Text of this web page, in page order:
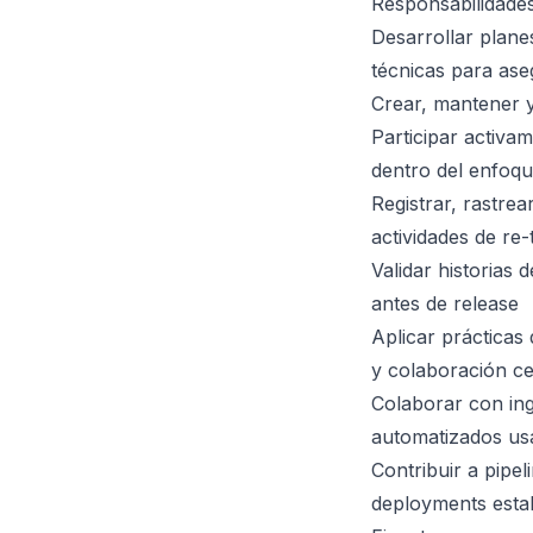
Desarrollar
técnicas para
Crear, mantener
Participar
dentro del
Registrar,
actividades de
Validar historias
antes de release
Aplicar prácticas
y colaboración
Colaborar con
automatizados
Contribuir a
deployments